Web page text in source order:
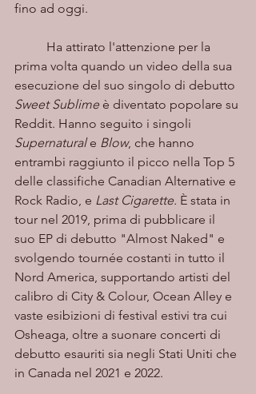
fino ad oggi.
prima volta quando un video della sua
esecuzione del suo singolo di debutto
Sweet Sublime è diventato popolare su
Reddit. Hanno seguito i singoli
Supernatural e Blow, che hanno
entrambi raggiunto il picco nella Top 5
delle classifiche Canadian Alternative e
Rock Radio, e Last Cigarette. È stata in
tour nel 2019, prima di pubblicare il
suo EP di debutto "Almost Naked" e
svolgendo tournée costanti in tutto il
Nord America, supportando artisti del
calibro di City & Colour, Ocean Alley e
vaste esibizioni di festival estivi tra cui
Osheaga, oltre a suonare concerti di
debutto esauriti sia negli Stati Uniti che
in Canada nel 2021 e 2022.